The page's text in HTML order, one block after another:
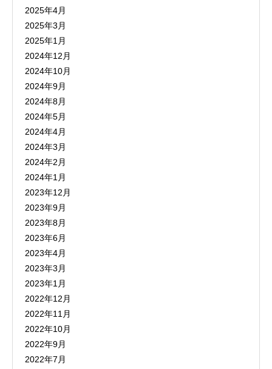
2025年4月
2025年3月
2025年1月
2024年12月
2024年10月
2024年9月
2024年8月
2024年5月
2024年4月
2024年3月
2024年2月
2024年1月
2023年12月
2023年9月
2023年8月
2023年6月
2023年4月
2023年3月
2023年1月
2022年12月
2022年11月
2022年10月
2022年9月
2022年7月